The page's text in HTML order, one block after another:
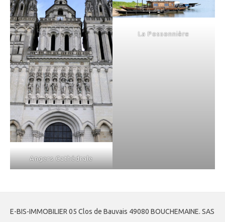
Angers Cathédrale
La Possonnière
E-BIS-IMMOBILIER 05 Clos de Bauvais 49080 BOUCHEMAINE. SAS